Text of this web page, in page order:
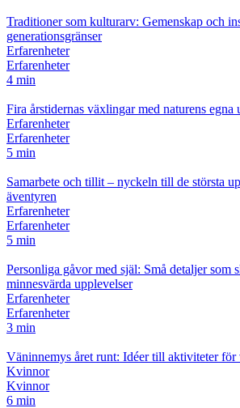
Traditioner som kulturarv: Gemenskap och
generationsgränser
Erfarenheter
Erfarenheter
4 min
Fira årstidernas växlingar med naturens egna
Erfarenheter
Erfarenheter
5 min
Samarbete och tillit – nyckeln till de största
äventyren
Erfarenheter
Erfarenheter
5 min
Personliga gåvor med själ: Små detaljer som
minnesvärda upplevelser
Erfarenheter
Erfarenheter
3 min
Väninnemys året runt: Idéer till aktiviteter för
Kvinnor
Kvinnor
6 min